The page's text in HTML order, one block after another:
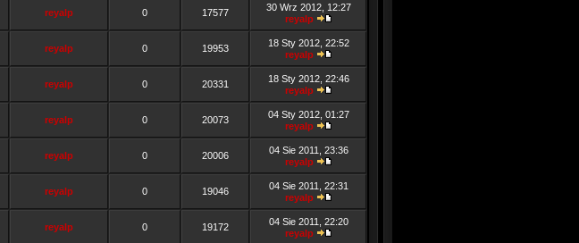
reyalp 0 17577
30 Wrz 2012, 12:27
reyalp
reyalp 0 19953
18 Sty 2012, 22:52
reyalp
reyalp 0 20331
18 Sty 2012, 22:46
reyalp
reyalp 0 20073
04 Sty 2012, 01:27
reyalp
reyalp 0 20006
04 Sie 2011, 23:36
reyalp
reyalp 0 19046
04 Sie 2011, 22:31
reyalp
reyalp 0 19172
04 Sie 2011, 22:20
reyalp